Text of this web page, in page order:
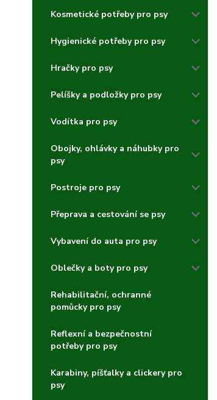
Kosmetické potřeby pro psy
Hygienické potřeby pro psy
Hračky pro psy
Pelíšky a podložky pro psy
Vodítka pro psy
Obojky, ohlávky a náhubky pro
psy
Postroje pro psy
Přeprava a cestování se psy
Vybavení do auta pro psy
Oblečky a boty pro psy
Rehabilitační, ochranné
pomůcky pro psy
Reflexní a bezpečnostní
potřeby pro psy
Karabiny, píšťalky a clickery pro
psy